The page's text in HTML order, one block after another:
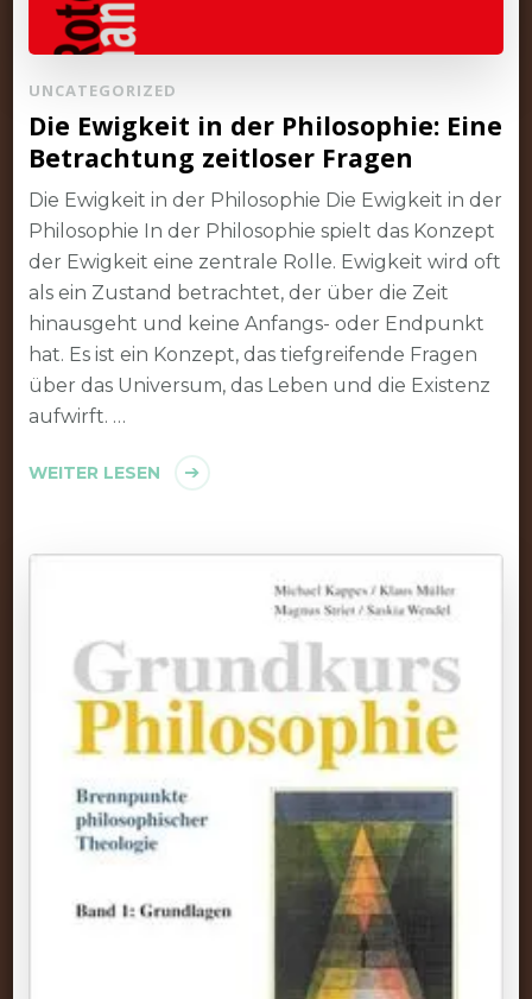
UNCATEGORIZED
Die Ewigkeit in der Philosophie: Eine
Betrachtung zeitloser Fragen
Die Ewigkeit in der Philosophie Die Ewigkeit in der
Philosophie In der Philosophie spielt das Konzept
der Ewigkeit eine zentrale Rolle. Ewigkeit wird oft
als ein Zustand betrachtet, der über die Zeit
hinausgeht und keine Anfangs- oder Endpunkt
hat. Es ist ein Konzept, das tiefgreifende Fragen
über das Universum, das Leben und die Existenz
aufwirft. …
WEITER LESEN